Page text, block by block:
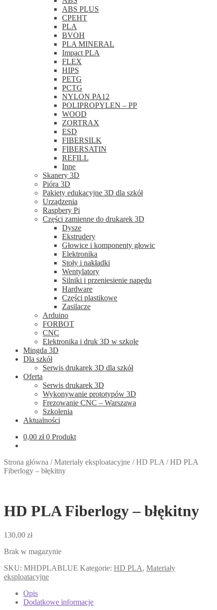
ABS PLUS
CPEHT
PLA
BVOH
PLA MINERAL
Impact PLA
FLEX
HIPS
PETG
PCTG
NYLON PA12
POLIPROPYLEN – PP
WOOD
ZORTRAX
ESD
FIBERSILK
FIBERSATIN
REFILL
Inne
Skanery 3D
Pióra 3D
Pakiety edukacyjne 3D dla szkół
Urządzenia
Raspbery Pi
Części zamienne do drukarek 3D
Dysze
Ekstrudery
Głowice i komponenty głowic
Elektronika
Stoły i nakładki
Wentylatory
Silniki i przeniesienie napędu
Hardware
Części plastikowe
Zasilacze
Arduino
FORBOT
CNC
Elektronika i druk 3D w szkole
Mingda 3D
Dla szkół
Serwis drukarek 3D dla szkół
Oferta
Serwis drukarek 3D
Wykonywanie prototypów 3D
Frezowanie CNC – Warszawa
Szkolenia
Aktualności
0,00 zł 0 Produkt
Strona główna /Materiały eksploatacyjne /HD PLA /HD PLA
Fiberlogy – błękitny
HD PLA Fiberlogy – błękitny
130,00 zł
Brak w magazynie
SKU: MHDPLABLUE Kategorie: HD PLA, Materiały
eksploatacyjne
Opis
Dodatkowe informacje